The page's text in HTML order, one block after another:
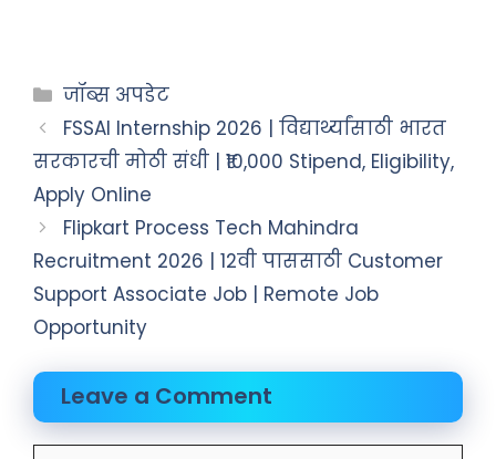
जॉब्स अपडेट
FSSAI Internship 2026 | विद्यार्थ्यांसाठी भारत
सरकारची मोठी संधी | ₹10,000 Stipend, Eligibility,
Apply Online
Flipkart Process Tech Mahindra
Recruitment 2026 | 12वी पाससाठी Customer
Support Associate Job | Remote Job
Opportunity
Leave a Comment